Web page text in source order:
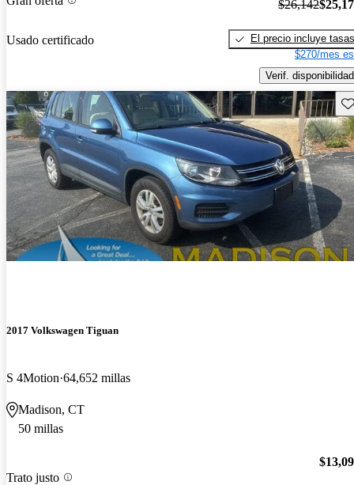
Usado certificado
$26,142
El precio incluye tasas
$270/mes
Verif. disponibilidad
2017 Volkswagen Tiguan
S 4Motion 64,652 millas
Madison, CT
50 millas
Trato justo